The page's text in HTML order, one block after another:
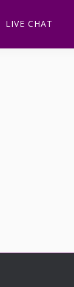
LIVE CHAT